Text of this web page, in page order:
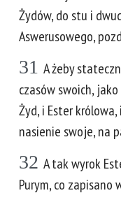
Żydów, do stu i
Aswerusowego,
31 A żeby
czasów swoich,
Żyd, i Ester
nasienie swoje, na
32 A tak wyrok
Purym, co zapisano